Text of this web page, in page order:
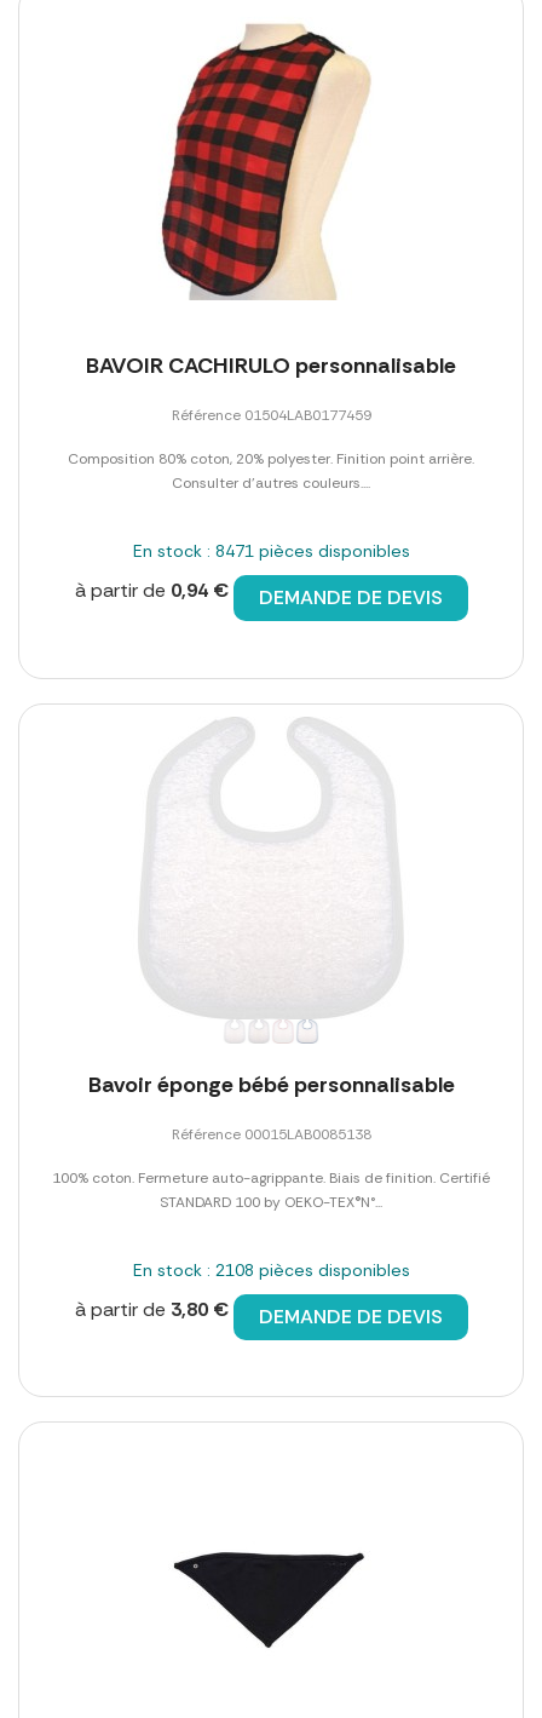
BAVOIR CACHIRULO personnalisable
Référence 01504LAB0177459
Composition 80% coton, 20% polyester. Finition point arrière.
Consulter d'autres couleurs....
En stock : 8471 pièces disponibles
à partir de 0,94 € DEMANDE DE DEVIS
Bavoir éponge bébé personnalisable
Référence 00015LAB0085138
100% coton. Fermeture auto-agrippante. Biais de finition. Certifié
STANDARD 100 by OEKO-TEX®N°...
En stock : 2108 pièces disponibles
à partir de 3,80 € DEMANDE DE DEVIS